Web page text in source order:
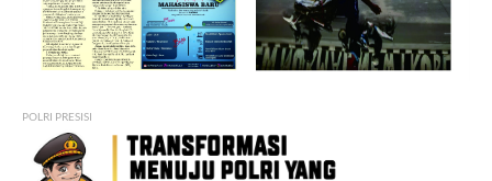
POLRI PRESISI